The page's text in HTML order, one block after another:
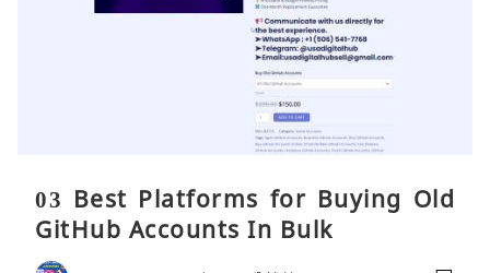
03 Best Platforms for Buying Old
GitHub Accounts In Bulk